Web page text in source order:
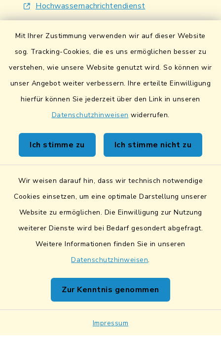
Mit Ihrer Zustimmung verwenden wir auf dieser Website
sog. Tracking-Cookies, die es uns ermöglichen besser zu
verstehen, wie unsere Website genutzt wird. So können wir
unser Angebot weiter verbessern. Ihre erteilte Einwilligung
hierfür können Sie jederzeit über den Link in unseren
Datenschutzhinweisen widerrufen.
Ich stimme zu Ich stimme nicht zu
Wir weisen darauf hin, dass wir technisch notwendige
Cookies einsetzen, um eine optimale Darstellung unserer
Website zu ermöglichen. Die Einwilligung zur Nutzung
weiterer Dienste wird bei Bedarf gesondert abgefragt.
Weitere Informationen finden Sie in unseren
Datenschutzhinweisen.
Zur Kenntnis genommen
Impressum
Hochwassernachrichtendienst
Lokales Bündnis für Familien
Fairtrade-Towns
Kontakt
Sicherer Datentransfer
Datenschutz
Netiquette
Sitemap